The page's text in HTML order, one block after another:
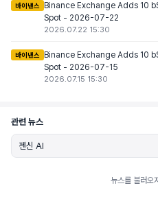
바이낸스
Binance Exchange Adds 10
Spot - 2026-07-22
2026.07.22 15:30
바이낸스
Binance Exchange Adds 10
Spot - 2026-07-15
2026.07.15 15:30
관련 뉴스
뉴스를 불러오